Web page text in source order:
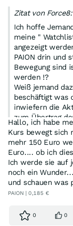
Zitat von Force8:
Ich hoffe
meine "
angezeigt
PAION drin und
Bewegung sind
werden !?
Weiß jemand
beschäftigt was
inwiefern die
zum Übertrag
Patentehalter !?
Heute wird mir
angezeigt.
einbinden über
dazu .... Börse
Stück zu 0,060
Hallo, ich habe
Kurs bewegt sich
mehr 150 Euro
Euro.... ob ich
Ich werde sie auf
noch ein
und schauen was
PAION | 0,185 €
0 0